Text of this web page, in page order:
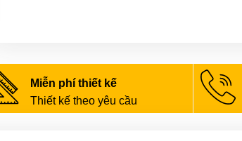
Miễn phí thiết kế
Thiết kế theo yêu cầu